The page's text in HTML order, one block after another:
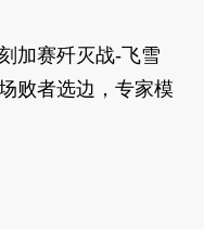
赛歼灭战-飞雪
败者选边，专家模